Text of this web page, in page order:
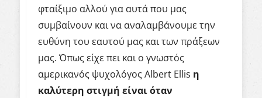
φταίξιμο αλλού για αυτά που μας
συμβαίνουν και να αναλαμβάνουμε την
ευθύνη του εαυτού μας και των πράξεων
μας. Όπως είχε πει και ο γνωστός
αμερικανός ψυχολόγος Albert Ellis η
καλύτερη στιγμή είναι όταν